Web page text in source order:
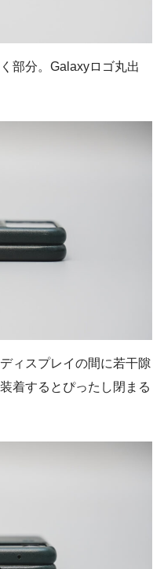
部分。Galaxyロゴ丸出
ィスプレイの間に若干隙
着するとぴったし閉まる